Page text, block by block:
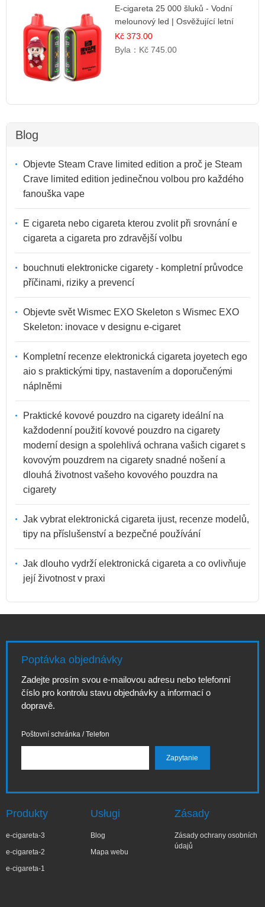
E-cigareta 25 000 šluků - Vodní
melounový led | Osvěžující letní
příchuť
Kč 373.00
Byla： Kč 745.00
Blog
Objevte Steam Crave limited edition a proč je Steam
Crave limited edition jedinečnou volbou pro každého
fanouška vape
E cigareta nebo cigareta kterou zvolit při srovnání e
cigareta a cigareta pro zdravější volbu
bouchnuti elektronicke cigarety - kompletní průvodce
příčinami, riziky a prevencí
Objevte svět Wismec EXO Skeleton s Wismec EXO
Skeleton: inovace v designu e-cigaret
Kompletní recenze elektronická cigareta joyetech ego
aio s praktickými tipy, nastavením a doporučenými
náplněmi
Praktické kovové pouzdro na cigarety ideální na
každodenní použití kovové pouzdro na cigarety
moderní design a spolehlivá ochrana vašich cigaret s
kovovým pouzdrem na cigarety snadné nošení a
dlouhá životnost vašeho kovového pouzdra na
cigarety
Jak vybrat elektronická cigareta ijust, recenze modelů,
tipy na příslušenství a bezpečné používání
Jak dlouho vydrží elektronická cigareta a co ovlivňuje
její životnost v praxi
Poptávka objednávky
Zadejte prosím svou e-mailovou adresu nebo telefonní
číslo pro kontrolu stavu objednávky a informací o
dopravě.
Poštovní schránka / Telefon
Produkty
e-cigareta-3
e-cigareta-2
e-cigareta-1
Usługi
Blog
Mapa webu
Zásady
Zásady ochrany osobních
údajů